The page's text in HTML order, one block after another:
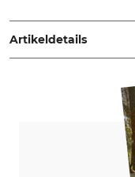
www.grube.de
Artikeldetails
Modellbezeichnung
Active Lady Kurzarm